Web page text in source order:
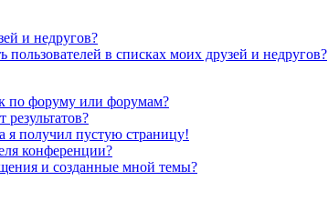
и недругов?
пользователей в списках моих друзей и недругов?
по форуму или форумам?
я получил пустую страницу!
конференции?
и созданные мной темы?